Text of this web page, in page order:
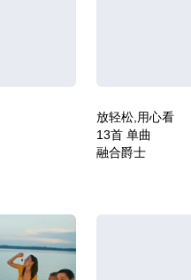
放轻松,用心看
13首 单曲
融合爵士